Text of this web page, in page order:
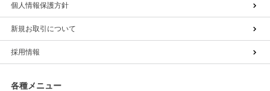
個人情報保護方針
新規お取引について
採用情報
各種メニュー